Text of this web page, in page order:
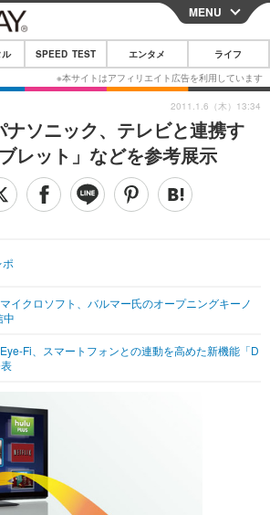
CLOSE
スマートフォン
ガジェット・ツール
その他
映画・ドラマ
その他
法
MENU
ル SPEED TEST エンタメ ライフ
ナソニック、テレビと連携す
レット」などを参考展示
イクロソフト、バルマー氏のオープニングキーノ
中
Fi、スマートフォンとの連動を高めた新機能「D
2011.1.6（木）13:34